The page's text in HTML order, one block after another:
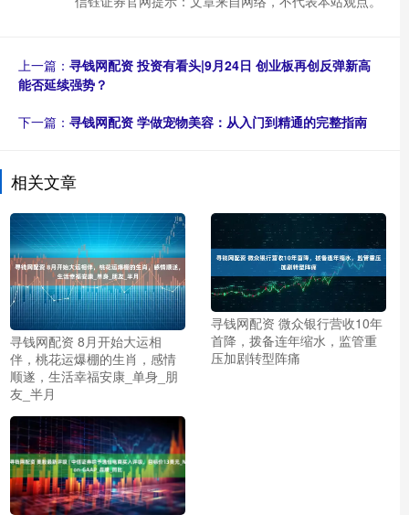
上一篇： 寻钱网配资 投资有看头|9月24日 创业板再创反弹新高
能否延续强势？
下一篇： 寻钱网配资 学做宠物美容：从入门到精通的完整指南
相关文章
寻钱网配资 8月开始大运相
伴，桃花运爆棚的生肖，感情
顺遂，生活幸福安康_单身_朋
友_半月
寻钱网配资 微众银行营收10年
首降，拨备连年缩水，监管重
压加剧转型阵痛